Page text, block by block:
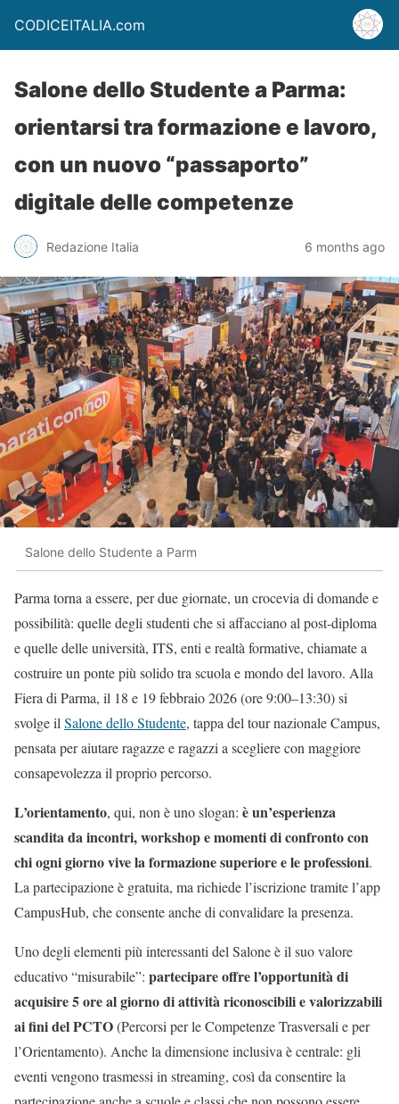
CODICEITALIA.com
Salone dello Studente a Parma:
orientarsi tra formazione e lavoro,
con un nuovo “passaporto”
digitale delle competenze
Redazione Italia 6 months ago
Salone dello Studente a Parm
Parma torna a essere, per due giornate, un crocevia di domande e
possibilità: quelle degli studenti che si affacciano al post-diploma
e quelle delle università, ITS, enti e realtà formative, chiamate a
costruire un ponte più solido tra scuola e mondo del lavoro. Alla
Fiera di Parma, il 18 e 19 febbraio 2026 (ore 9:00–13:30) si
svolge ilSalone dello Studente, tappa del tour nazionale Campus,
pensata per aiutare ragazze e ragazzi a scegliere con maggiore
consapevolezza il proprio percorso.
L’orientamento, qui, non è uno slogan: è un’esperienza
scandita da incontri, workshop e momenti di confronto con
chi ogni giorno vive la formazione superiore e le professioni.
La partecipazione è gratuita, ma richiede l’iscrizione tramite l’app
CampusHub, che consente anche di convalidare la presenza.
Uno degli elementi più interessanti del Salone è il suo valore
educativo “misurabile”: partecipare offre l’opportunità di
acquisire 5 ore al giorno di attività riconoscibili e valorizzabili
ai fini del PCTO(Percorsi per le Competenze Trasversali e per
l’Orientamento). Anche la dimensione inclusiva è centrale: gli
eventi vengono trasmessi in streaming, così da consentire la